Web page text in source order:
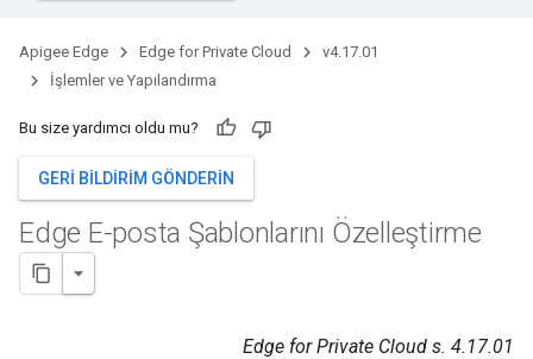
Apigee Edge Edge for Private Cloud
v4.17.01
İşlemler ve Yapılandırma
Bu size yardımcı oldu mu?
GERI BILDIRIM GÖNDERIN
Edge E-posta Şablonlarını Özelleştirme
Edge for Private Cloud s. 4.17.01